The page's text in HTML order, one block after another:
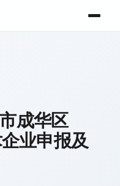
成华区
业申报及